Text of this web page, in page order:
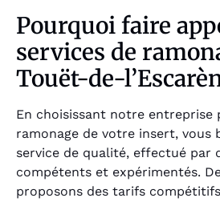
Pourquoi faire
services de
Touët-de-
En choisissant notre entreprise
ramonage de votre insert, vous
service de qualité, effectué par
compétents et expérimentés.
proposons des tarifs